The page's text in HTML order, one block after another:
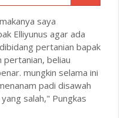
saya
Elliyunus agar ada
pertanian bapak
pertanian, beliau
mungkin selama ini
padi disawah
salah," Pungkas